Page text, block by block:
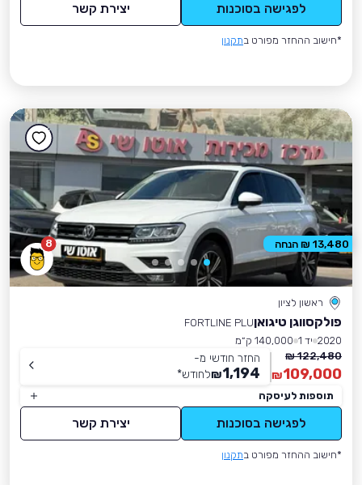
לפגישה בסוכנות יצירת קשר
*חישוב ההחזר מפורט בתקנון
8
ראשון לציון
פולקסווגן טיגואןFORTLINE PLU
2020 יד 1
140,000 ק״מ
122,480 ₪
109,000
₪
החזר חודשי מ-
1,194
₪לחודש*
תוספות לעיסקה
לפגישה בסוכנות יצירת קשר
*חישוב ההחזר מפורט בתקנון
13,480 ₪ הנחה